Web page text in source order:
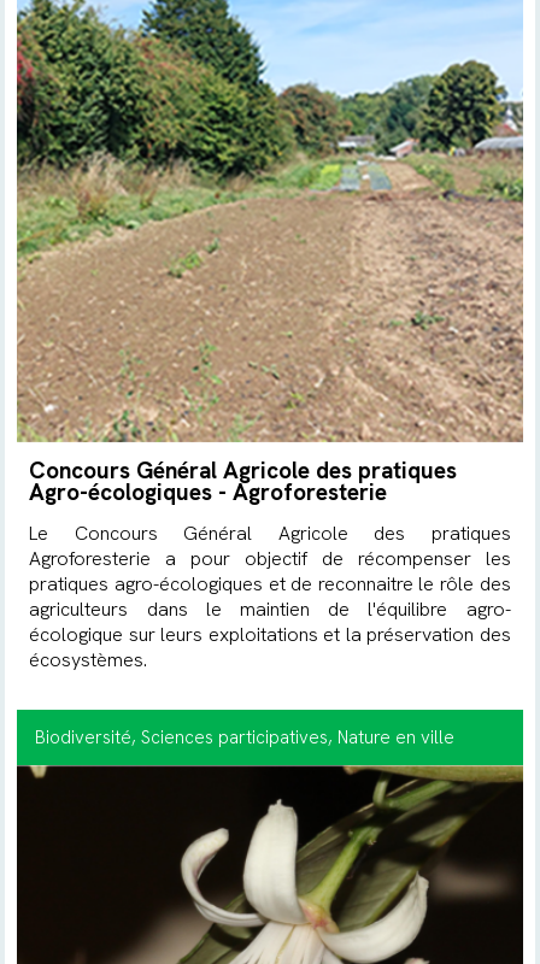
Concours Général Agricole des pratiques
Agro-écologiques - Agroforesterie
Le Concours Général Agricole des pratiques
Agroforesterie a pour objectif de récompenser les
pratiques agro-écologiques et de reconnaitre le rôle des
agriculteurs dans le maintien de l'équilibre agro-
écologique sur leurs exploitations et la préservation des
écosystèmes.
Biodiversité, Sciences participatives, Nature en ville